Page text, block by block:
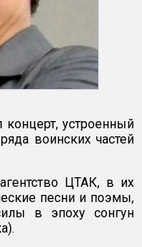
устроенный
воинских частей
ЦТАК, в их
песни и поэмы,
в эпоху сонгун